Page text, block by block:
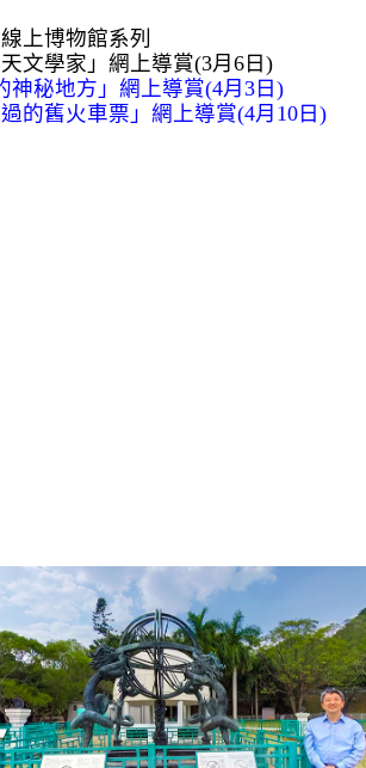
上博物館系列
天文學家」網上導賞(3月6日)
神秘地方」網上導賞(4月3日)
過的舊火車票」網上導賞(4月10日)